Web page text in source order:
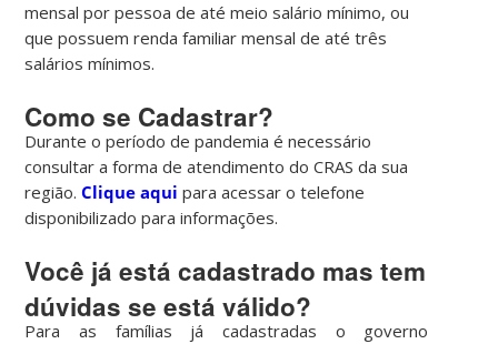
mensal por pessoa de até meio salário mínimo, ou
que possuem renda familiar mensal de até três
salários mínimos.
Como se Cadastrar?
Durante o período de pandemia é necessário
consultar a forma de atendimento do CRAS da sua
região.Clique aquipara acessar o telefone
disponibilizado para informações.
Você já está cadastrado mas tem
dúvidas se está válido?
Para as famílias já cadastradas o governo